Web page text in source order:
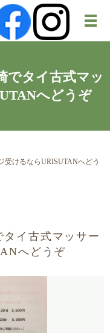
メ
でタイ古式マッ
へどうぞ
受けるならURISUTANへどう
イ古式マッサー
へどうぞ